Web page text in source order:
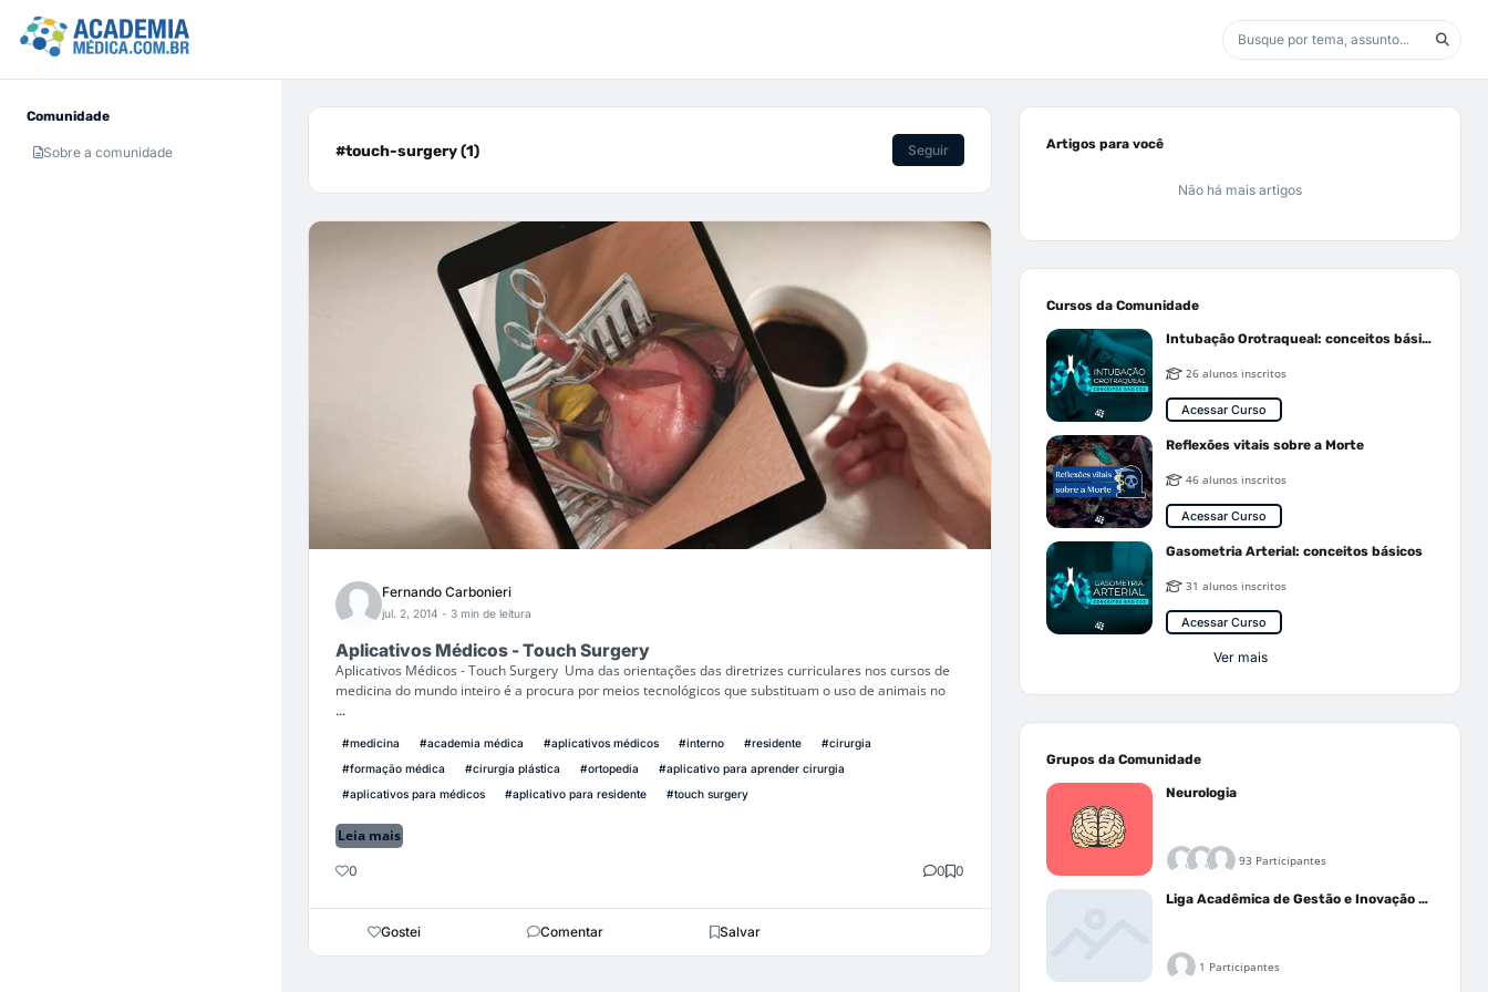
Comunidade
Sobre a comunidade #touch-surgery (1) Seguir
Fernando Carbonieri
jul. 2, 2014 - 3 min de leitura
Aplicativos Médicos - Touch Surgery
Aplicativos Médicos - Touch Surgery Uma das orientações das diretrizes curriculares nos cursos de
medicina do mundo inteiro é a procura por meios tecnológicos que substituam o uso de animais no
...
#medicina #academia médica #aplicativos médicos #interno #residente
#cirurgia
#formação médica
#cirurgia plástica #ortopedia
#aplicativo para aprender cirurgia
#aplicativos para médicos
#aplicativo para residente #touch surgery
Leia mais
0 0 0
Gostei Comentar Salvar
Artigos para você
Não há mais artigos
Cursos da Comunidade
Intubação Orotraqueal: conceitos básicos
26 alunos inscritos
Acessar Curso
Reflexões vitais sobre a Morte
46 alunos inscritos
Acessar Curso
Gasometria Arterial: conceitos básicos
31 alunos inscritos
Acessar Curso
Ver mais
Grupos da Comunidade
Neurologia
93 Participantes
Liga Acadêmica de Gestão e Inovação Médica - LAGIM
1 Participantes